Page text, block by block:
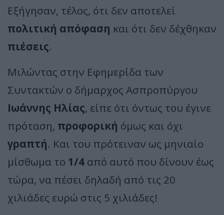
Εξήγησαν, τέλος, ότι δεν αποτελεί
πολιτική απόφαση και ότι δεν δέχθηκαν
πιέσεις.
Μιλώντας στην Εφημερίδα των
Συντακτών ο δήμαρχος Ασπροπύργου
Ιωάννης Ηλίας, είπε ότι όντως του έγινε
πρόταση, προφορική όμως και όχι
γραπτή. Και του πρότειναν ως μηνιαίο
μίσθωμα το 1/4 από αυτό που δίνουν έως
τώρα, να πέσει δηλαδή από τις 20
χιλιάδες ευρώ στις 5 χιλιάδες!